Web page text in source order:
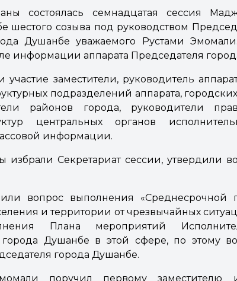
состоялась семнадцатая сессия
шестого созыва под руководством
Душанбе уважаемого Рустами
информации аппарата Председателя
заместители, руководитель
подразделений аппарата,
районов города, руководители
центральных органов
информации.
избрали Секретариат сессии, утвердили
вопрос выполнения «Среднесрочной
и территории от чрезвычайных
Плана мероприятий
города Душанбе в этой сфере, по этому
города Душанбе.
поручил первому заместителю и